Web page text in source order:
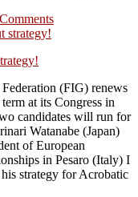
(FIG) renews
at its Congress in
candidates will run for
Watanabe (Japan)
of European
in Pesaro (Italy) I
strategy for Acrobatic